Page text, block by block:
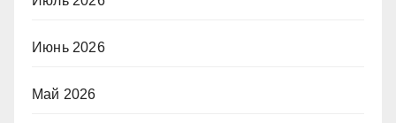
Июнь 2026
Май 2026